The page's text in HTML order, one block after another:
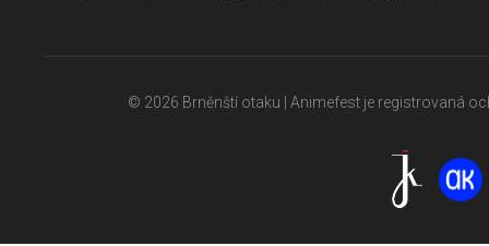
© 2026 Brněnští otaku | Animefest je registrovaná